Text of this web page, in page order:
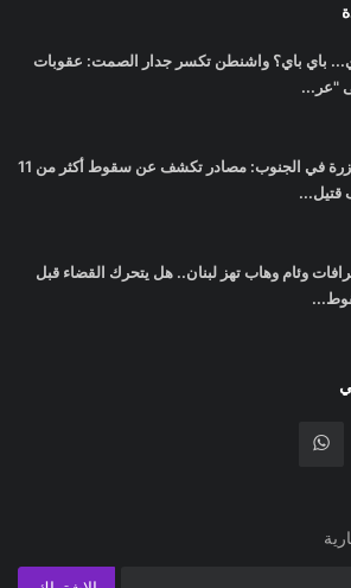
باي باي؟ واشنطن تكسر جدار الصمت: عقوبات
"عر...
مجزرة في الجنوب: مصادر تكشف عن سقوط أكثر من 11
قتيل...
وئام وهاب تهز لبنان.. هل يتحرك القضاء قبل